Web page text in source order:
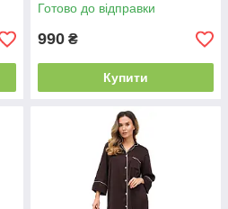
Готово до відправки
990 ₴
Купити